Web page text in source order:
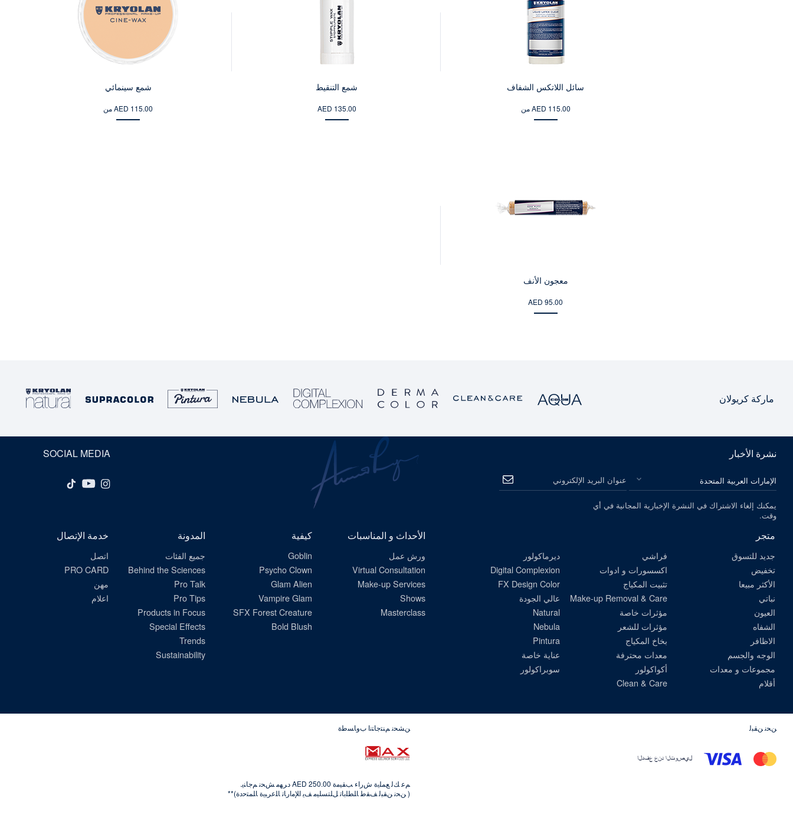
سائل اللاتكس الشفاف
من AED 115.00
شمع التنقيط
AED 135.00
شمع سينمائي
من AED 115.00
معجون الأنف
AED 95.00
ماركة كريولان
SOCIAL MEDIA نشرة الأخبار
الرجاء اختيار بلدك
عنوان البريد الإلكتروني
الاشتراك
يمكنك إلغاء الاشتراك في النشرة الإخبارية المجانية في أي
وقت.
متجر
جديد للتسوق
تخفيض
الأكثر مبيعا
نباتي
العيون
الشفاه
الاظافر
الوجه والجسم
مجموعات و معدات
أقلام
فراشي
اكسسورات و ادوات
تثبيت المكياج
Make-up Removal & Care
مؤثرات خاصة
مؤثرات للشعر
بخاخ المكياج
معدات محترفة
أكواكولور
Clean & Care
ديرماكولور
Digital Complexion
FX Design Color
عالي الجودة
Natural
Nebula
Pintura
عناية خاصة
سوبراكولور
الأحداث و المناسبات
ورش عمل
Virtual Consultation
Make-up Services
Shows
Masterclass
كيفية
Goblin
Psycho Clown
Glam Alien
Vampire Glam
SFX Forest Creature
Bold Blush
المدونة
جميع الفئات
Behind the Sciences
Pro Talk
Pro Tips
Products in Focus
Special Effects
Trends
Sustainability
خدمة الإتصال
اتصل
PRO CARD
مهن
اعلام
ﻦﺤﻧ ﻦﻘﺒﻟ ﻦﺸﺤﻧ ﻢﻨﺘﺟﺎﺘﻧﺍ ﺏﻭﺎﺴﻃﺓ
ﻢﻋ ﻚﻟ ﻊﻤﻠﻳﺓ ﺵﺭﺍﺀ ﺐﻘﻴﻣﺓ AED 250.00 ﺩﺮﻬﻣ ﺶﺤﻧ ﻢﺟﺎﻨﻳ.
( ﻦﺤﻧ ﻦﻘﺒﻟ ﻒﻘﻃ ﺎﻠﻄﻠﺑﺎﺗ ﻞﻠﺘﺴﻠﻴﻣ ﻒﻳ ﺍﻺﻣﺍﺭﺎﺗ ﺎﻠﻋﺮﺒﻳﺓ ﺎﻠﻤﺘﺣﺩﺓ)**